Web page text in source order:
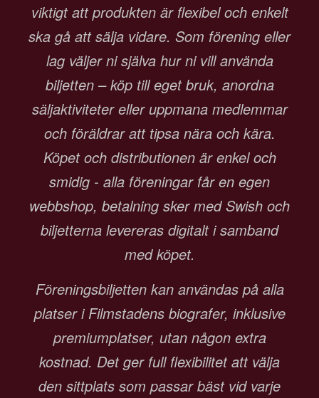
viktigt att produkten är flexibel och enkelt
ska gå att sälja vidare. Som förening eller
lag väljer ni själva hur ni vill använda
biljetten – köp till eget bruk, anordna
säljaktiviteter eller uppmana medlemmar
och föräldrar att tipsa nära och kära.
Köpet och distributionen är enkel och
smidig - alla föreningar får en egen
webbshop, betalning sker med Swish och
biljetterna levereras digitalt i samband
med köpet.
Föreningsbiljetten kan användas på alla
platser i Filmstadens biografer, inklusive
premiumplatser, utan någon extra
kostnad. Det ger full flexibilitet att välja
den sittplats som passar bäst vid varje